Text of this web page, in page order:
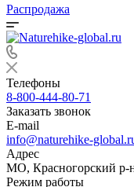
Распродажа
Телефоны
8-800-444-80-71
Заказать звонок
E-mail
info@naturehike-
Адрес
МО, Красногорский р-
Режим работы